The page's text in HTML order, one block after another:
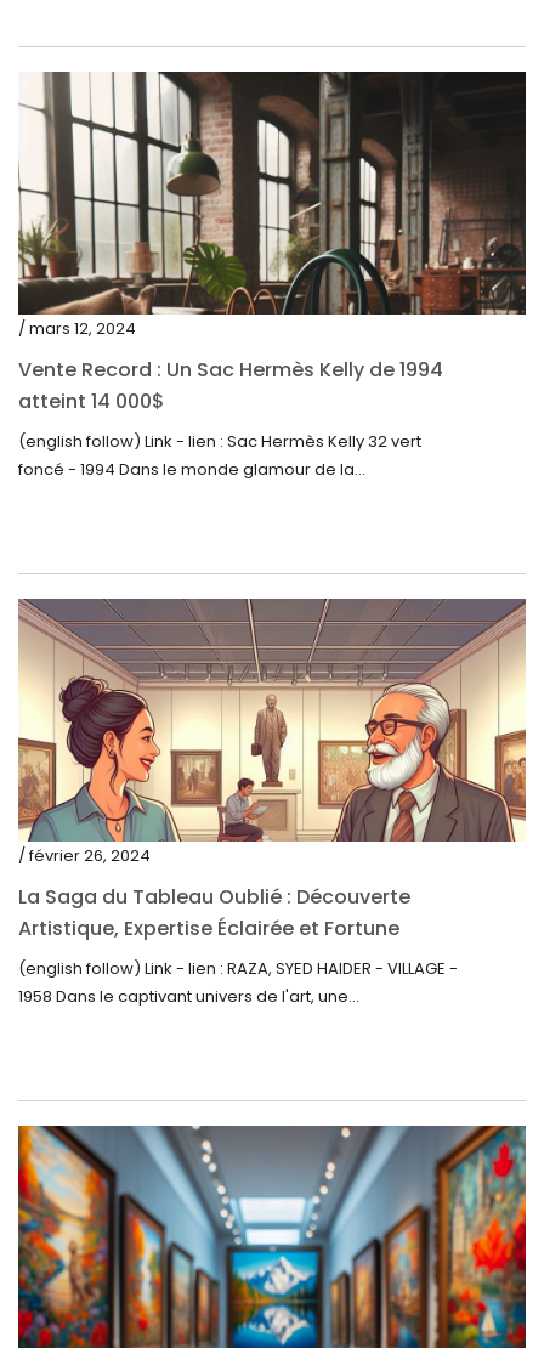
novembre 2022
octobre 2022
septembre 2022
août 2022
juillet 2022
juin 2022
mai 2022
avril 2022
mars 2022
février 2022
septembre 2021
août 2021
juillet 2021
juin 2021
mai 2021
avril 2021
mars 2021
janvier 2021
décembre 2020
novembre 2020
septembre 2020
juillet 2020
juin 2020
mai 2020
mars 2020
février 2020
/ mars 12, 2024
Vente Record : Un Sac Hermès Kelly de 1994
atteint 14 000$
(english follow) Link - lien : Sac Hermès Kelly 32 vert
foncé - 1994 Dans le monde glamour de la...
/ février 26, 2024
La Saga du Tableau Oublié : Découverte
Artistique, Expertise Éclairée et Fortune
Inattendue
(english follow) Link - lien : RAZA, SYED HAIDER - VILLAGE -
1958 Dans le captivant univers de l'art, une...